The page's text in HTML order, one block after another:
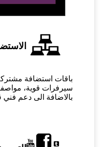
باقات استضافة
سيرفرات قوية،
بالاضافة الى دعم